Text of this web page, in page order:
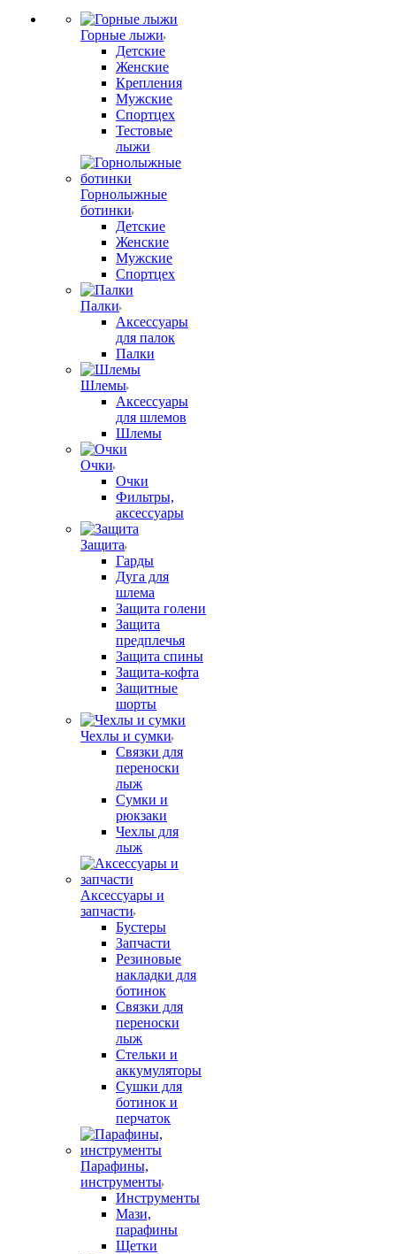
Горные лыжи
Детские
Женские
Крепления
Мужские
Спортцех
Тестовые
лыжи
Горнолыжные
ботинки
Детские
Женские
Мужские
Спортцех
Палки
Аксессуары
для палок
Палки
Шлемы
Аксессуары
для шлемов
Шлемы
Очки
Очки
Фильтры,
аксессуары
Защита
Гарды
Дуга для
шлема
Защита голени
Защита
предплечья
Защита спины
Защита-кофта
Защитные
шорты
Чехлы и сумки
Связки для
переноски
лыж
Сумки и
рюкзаки
Чехлы для
лыж
Аксессуары и
запчасти
Бустеры
Запчасти
Резиновые
накладки для
ботинок
Связки для
переноски
лыж
Стельки и
аккумуляторы
Сушки для
ботинок и
перчаток
Парафины,
инструменты
Инструменты
Мази,
парафины
Щетки